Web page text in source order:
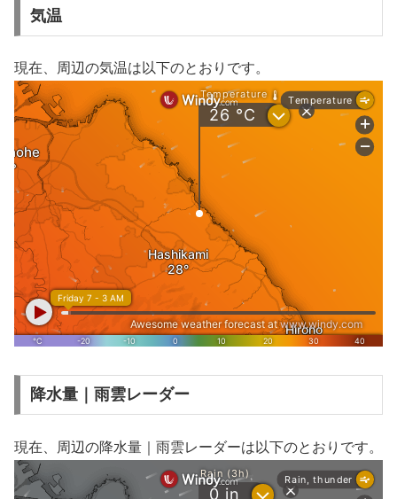
気温
現在、周辺の気温は以下のとおりです。
降水量｜雨雲レーダー
現在、周辺の降水量｜雨雲レーダーは以下のとおりです。